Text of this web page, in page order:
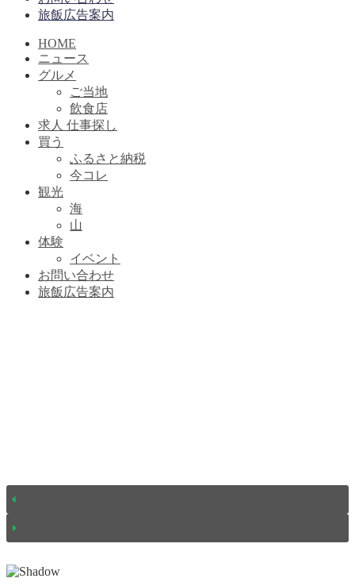
旅飯広告案内
HOME
ニュース
グルメ
ご当地
飲食店
求人 仕事探し
買う
ふるさと納税
今コレ
観光
海
山
体験
イベント
お問い合わせ
旅飯広告案内